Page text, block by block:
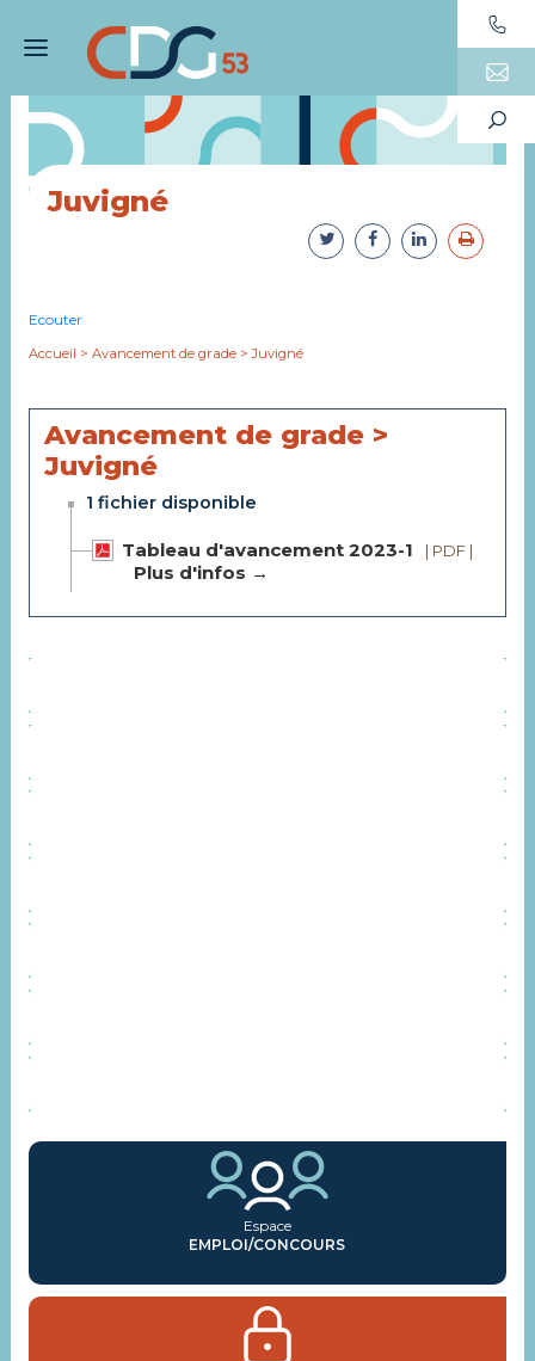
Espace
EMPLOI/CONCOURS
Juvigné
Ecouter
Accueil > Avancement de grade > Juvigné
Avancement de grade >
Juvigné
1 fichier disponible
Tableau d'avancement 2023-1 | PDF |
Plus d'infos →